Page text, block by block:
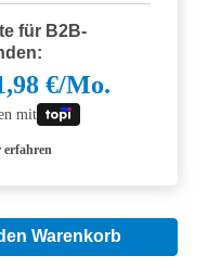
für B2B-
€/Mo.
mit
erfahren
gewünschten
Warenkorb